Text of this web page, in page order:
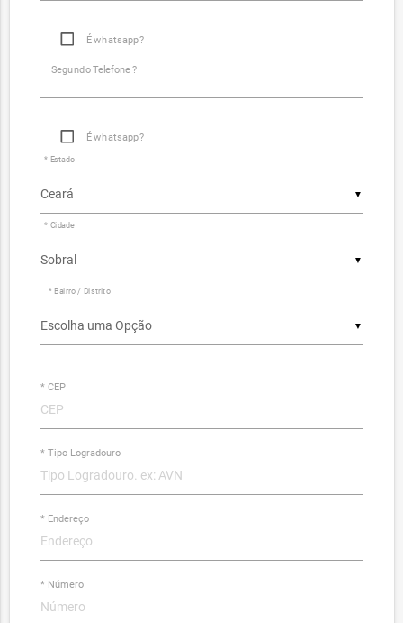
É whatsapp?
Segundo Telefone ?
É whatsapp?
▼
* Estado
▼
* Cidade
▼
* Bairro / Distrito
* CEP
* Tipo Logradouro
* Endereço
* Número